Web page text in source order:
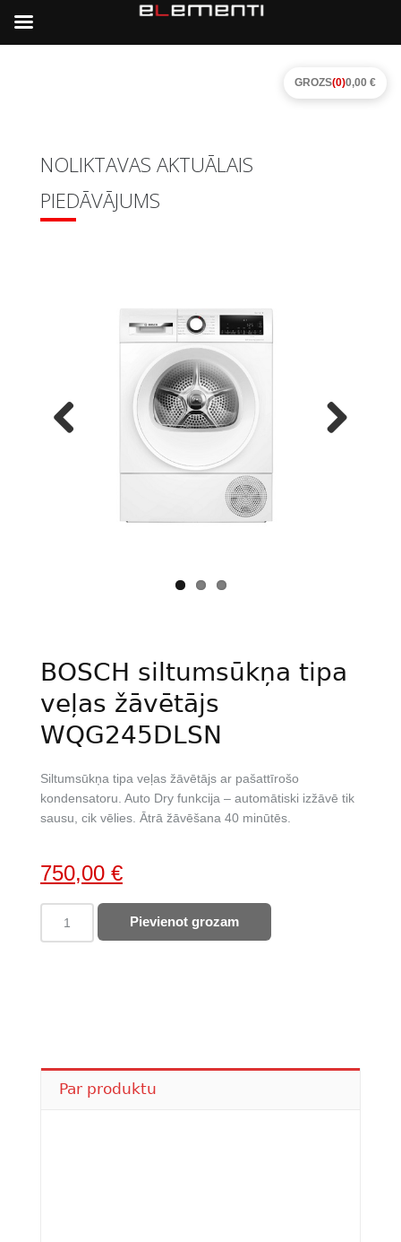
NOLIKTAVAS AKTUĀLAIS
PIEDĀVĀJUMS
BOSCH siltumsūkņa tipa
veļas žāvētājs
WQG245DLSN
Siltumsūkņa tipa veļas žāvētājs ar pašattīrošo
kondensatoru. Auto Dry funkcija – automātiski izžāvē tik
sausu, cik vēlies. Ātrā žāvēšana 40 minūtēs.
Original
price
was:
750,00 €Current
price
is:
siltumsūkņa
Pievienot grozam
Par produktu
GROZS(0)0,00 €